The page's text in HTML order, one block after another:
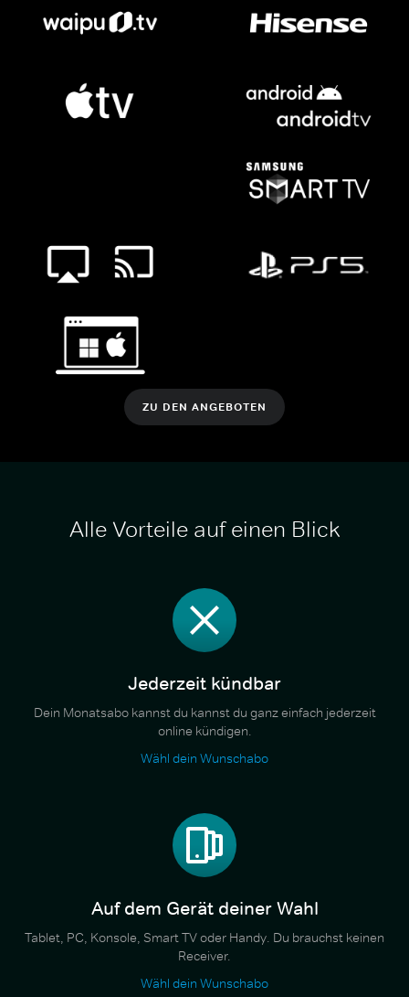
ZU DEN ANGEBOTEN
Alle Vorteile auf einen Blick
Jederzeit kündbar
Dein Monatsabo kannst du kannst du ganz einfach jederzeit
online kündigen.
Wähl dein Wunschabo
Auf dem Gerät deiner Wahl
Tablet, PC, Konsole, Smart TV oder Handy. Du brauchst keinen
Receiver.
Wähl dein Wunschabo